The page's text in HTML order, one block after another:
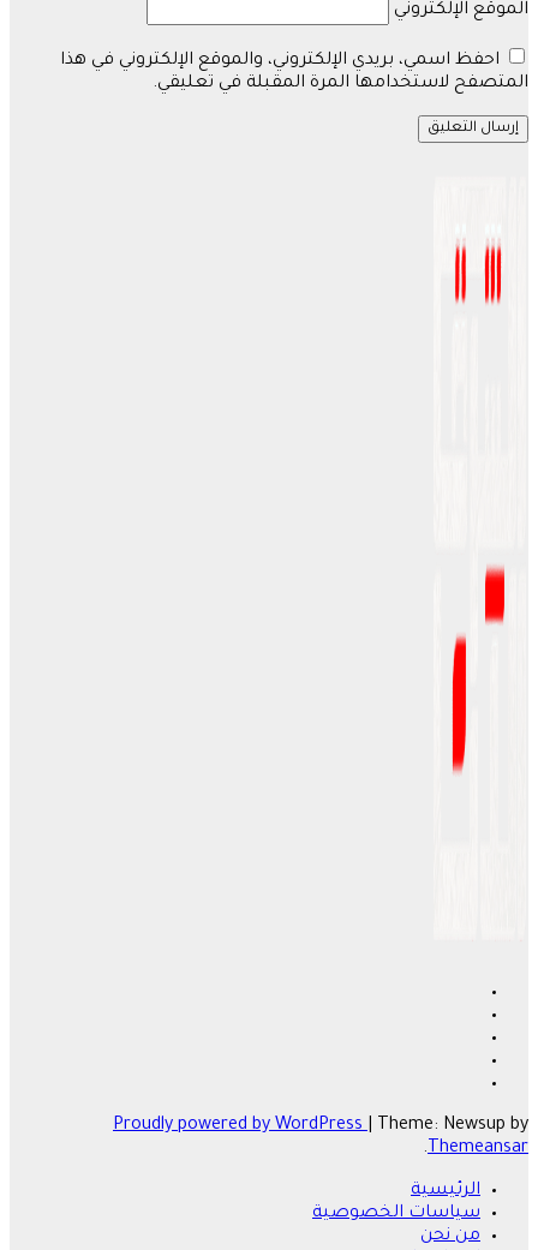
الموقع الإلكتروني
احفظ اسمي، بريدي الإلكتروني، والموقع الإلكتروني في هذا
المتصفح لاستخدامها المرة المقبلة في تعليقي.
Proudly powered by WordPress
Theme: Newsup by
Themeansar
.
الرئيسية
سياسات الخصوصية
من نحن